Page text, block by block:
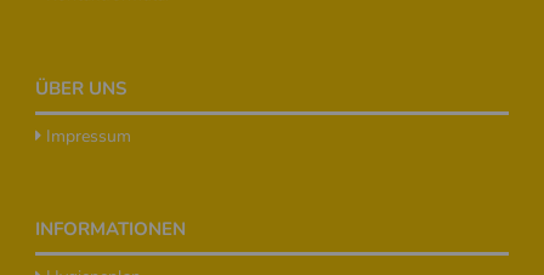
ÜBER UNS
Impressum
INFORMATIONEN